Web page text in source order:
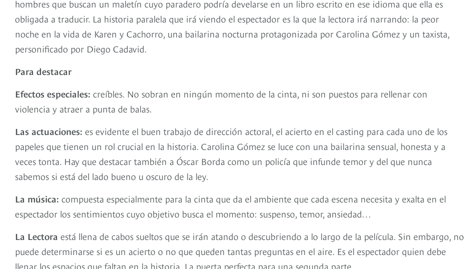
hombres que buscan un maletín cuyo paradero podría develarse en un libro escrito en ese idioma que ella es
obligada a traducir. La historia paralela que irá viendo el espectador es la que la lectora irá narrando: la peor
noche en la vida de Karen y Cachorro, una bailarina nocturna protagonizada por Carolina Gómez y un taxista,
personificado por Diego Cadavid.
Para destacar
Efectos especiales: creíbles. No sobran en ningún momento de la cinta, ni son puestos para rellenar con
violencia y atraer a punta de balas.
Las actuaciones: es evidente el buen trabajo de dirección actoral, el acierto en el casting para cada uno de los
papeles que tienen un rol crucial en la historia. Carolina Gómez se luce con una bailarina sensual, honesta y a
veces tonta. Hay que destacar también a Óscar Borda como un policía que infunde temor y del que nunca
sabemos si está del lado bueno u oscuro de la ley.
La música: compuesta especialmente para la cinta que da el ambiente que cada escena necesita y exalta en el
espectador los sentimientos cuyo objetivo busca el momento: suspenso, temor, ansiedad…
La Lectora está llena de cabos sueltos que se irán atando o descubriendo a lo largo de la película. Sin embargo, no
puede determinarse si es un acierto o no que queden tantas preguntas en el aire. Es el espectador quien debe
llenar los espacios que faltan en la historia. La puerta perfecta para una segunda parte.